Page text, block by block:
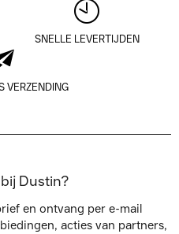
SNELLE LEVERTIJDEN
VERZENDING
Dustin?
en ontvang per e-mail
acties van partners,